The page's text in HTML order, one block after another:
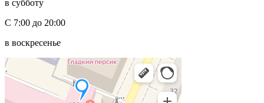
в субботу
С 7:00 до 20:00
в воскресенье